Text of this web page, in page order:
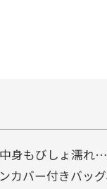
身もびしょ濡れ
カバー付きバッ